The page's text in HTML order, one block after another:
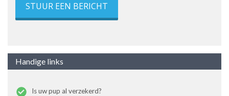
STUUR EEN BERICHT
Handige links
Is uw pup al verzekerd?